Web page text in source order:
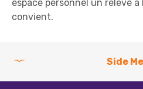
espace personnel un relevé
convient.
Side